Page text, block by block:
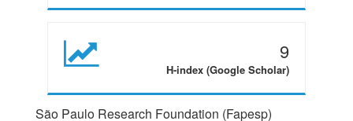
9
H-index (Google Scholar)
São Paulo Research Foundation (Fapesp)